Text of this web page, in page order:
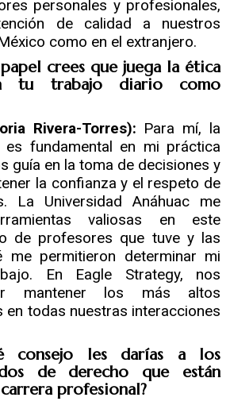
personales y profesionales,
de calidad a nuestros
como en el extranjero.
crees que juega la ética
tu trabajo diario como
Rivera-Torres): Para mí, la
es fundamental en mi práctica
guía en la toma de decisiones y
la confianza y el respeto de
La Universidad Anáhuac me
valiosas en este
de profesores que tuve y las
me permitieron determinar mi
En Eagle Strategy, nos
mantener los más altos
en todas nuestras interacciones
consejo les darías a los
de derecho que están
profesional?